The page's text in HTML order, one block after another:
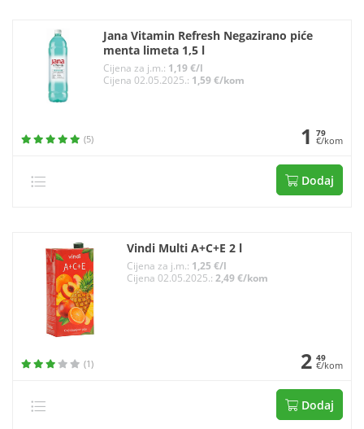
Jana Vitamin Refresh Negazirano piće
menta limeta 1,5 l
Cijena za j.m.: 1,19 €/l
Cijena 02.05.2025.: 1,59 €/kom
(5) 1 79
€/kom
Dodaj
Vindi Multi A+C+E 2 l
Cijena za j.m.: 1,25 €/l
Cijena 02.05.2025.: 2,49 €/kom
(1) 2 49
€/kom
Dodaj